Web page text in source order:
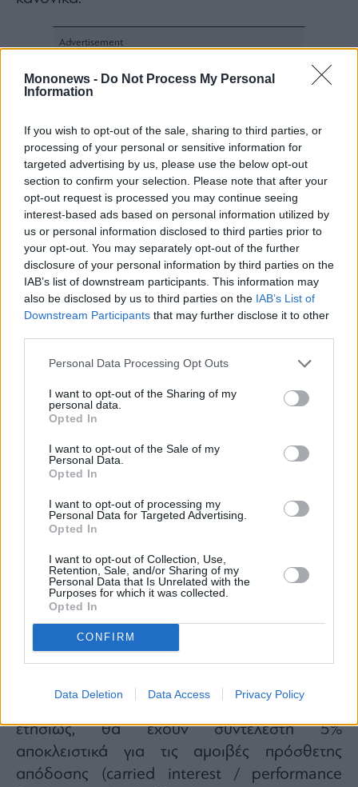
Mononews - Do Not Process My Personal
Information
If you wish to opt-out of the sale, sharing to third parties, or
processing of your personal or sensitive information for
targeted advertising by us, please use the below opt-out
section to confirm your selection. Please note that after your
opt-out request is processed you may continue seeing
interest-based ads based on personal information utilized by
us or personal information disclosed to third parties prior to
your opt-out. You may separately opt-out of the further
disclosure of your personal information by third parties on the
IAB’s list of downstream participants. This information may
also be disclosed by us to third parties on the IAB’s List of
Downstream Participants that may further disclose it to other
Personal Data Processing Opt Outs
I want to opt-out of the Sharing of my
personal data.
Opted In
I want to opt-out of the Sale of my
Personal Data.
Opted In
I want to opt-out of processing my
Personal Data for Targeted Advertising.
Opted In
I want to opt-out of Collection, Use,
Retention, Sale, and/or Sharing of my
Personal Data that Is Unrelated with the
Purposes for which it was collected.
Opted In
CONFIRM
Data Deletion Data Access Privacy Policy
Σημειώνεται πως όσοι μεταφέρουν τώρα τη
φορολογική τους κατοικία στην Ελλάδα,
υπαγόμενοι στο καθεστώς εισερχόμενων
εργαζομένων του άρθρου 5Γ του ΚΦΕ, με
χρονικό όριο τα 7 έτη και εφόσον
απασχολούνται από ελληνική οντότητα με
ετησίως, θα έχουν συντελεστή 5%
αποκλειστικά για τις αμοιβές πρόσθετης
απόδοσης (carried interest / performance